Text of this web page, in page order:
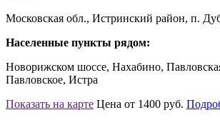
Московская обл., Истринский район, п.
Населенные пункты рядом:
Новорижском шоссе, Нахабино,
Павловское, Истра
Показать на карте Цена от 1400 руб.